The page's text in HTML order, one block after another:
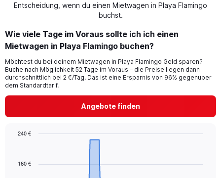
Entscheidung, wenn du einen Mietwagen in Playa Flamingo
buchst.
Wie viele Tage im Voraus sollte ich ich einen
Mietwagen in Playa Flamingo buchen?
Möchtest du bei deinem Mietwagen in Playa Flamingo Geld sparen?
Buche nach Möglichkeit 52 Tage im Voraus – die Preise liegen dann
durchschnittlich bei 2 €/Tag. Das ist eine Ersparnis von 96% gegenüber
dem Standardtarif.
Angebote finden
data
160 €
240 €